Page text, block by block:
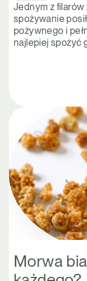
Jednym z
spożywanie
pożywnego i
najlepiej spożyć
Morwa